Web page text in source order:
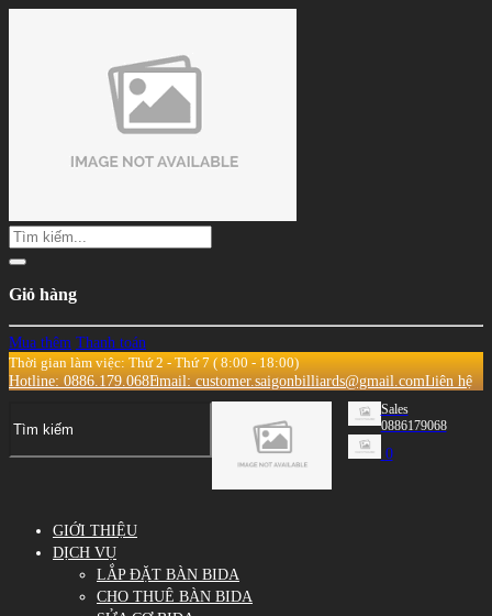
Giỏ hàng
Mua thêm Thanh toán
Thời gian làm việc: Thứ 2 - Thứ 7 ( 8:00 - 18:00)
Hotline: 0886.179.068Email: customer.saigonbilliards@gmail.comLiên hệ
Sales
0886179068
0
GIỚI THIỆU
DỊCH VỤ
LẮP ĐẶT BÀN BIDA
CHO THUÊ BÀN BIDA